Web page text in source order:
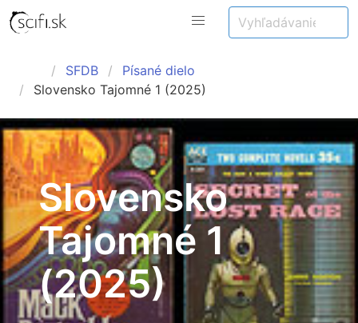
SFDB
Písané dielo
Slovensko Tajomné 1 (2025)
Slovensko
Tajomné 1
(2025)